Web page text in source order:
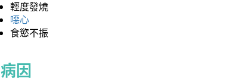
輕度發燒
噁心
食慾不振
病因